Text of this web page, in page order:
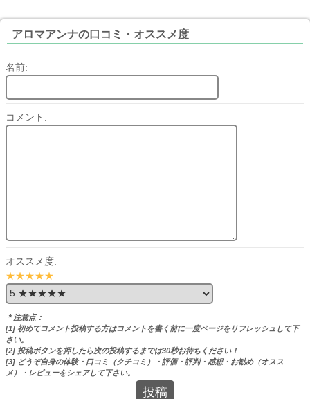
アロマアンナの口コミ・オススメ度
名前:
コメント:
オススメ度:
★★★★★
＊注意点：
[1] 初めてコメント投稿する方はコメントを書く前に一度ページをリフレッシュして下
さい。
[2] 投稿ボタンを押したら次の投稿するまでは30秒お待ちください！
[3] どうぞ自身の体験・口コミ（クチコミ）・評価・評判・感想・お勧め（オスス
メ）・レビューをシェアして下さい。
投稿